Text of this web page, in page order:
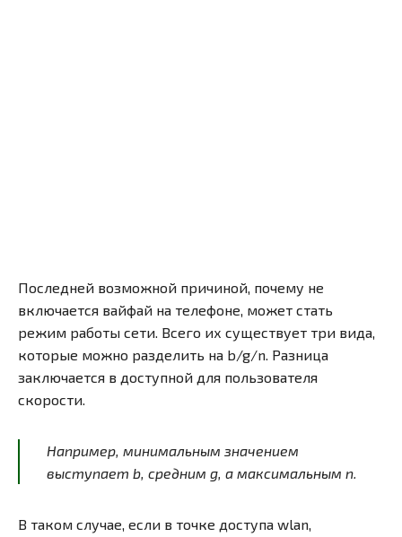
Последней возможной причиной, почему не
включается вайфай на телефоне, может стать
режим работы сети. Всего их существует три вида,
которые можно разделить на b/g/n. Разница
заключается в доступной для пользователя
скорости.
Например, минимальным значением
выступает b, средним g, а максимальным n.
В таком случае, если в точке доступа wlan,